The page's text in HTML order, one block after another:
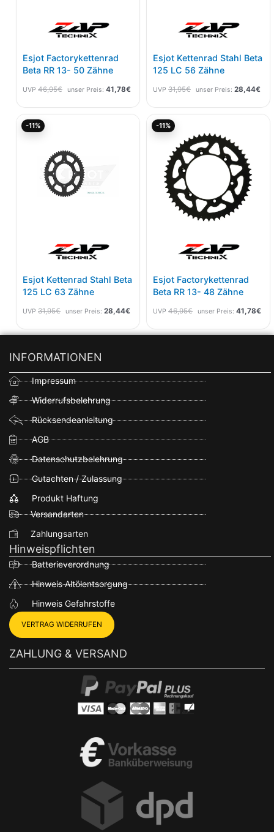
Esjot Factorykettenrad
Beta RR 13- 50 Zähne
UVP 46,95€ unser Preis: 41,78€
Esjot Kettenrad Stahl Beta
125 LC 56 Zähne
UVP 31,95€ unser Preis: 28,44€
-11%
Esjot Kettenrad Stahl Beta
125 LC 63 Zähne
UVP 31,95€ unser Preis: 28,44€
Aktueller
-11%
Esjot Factorykettenrad
Beta RR 13- 48 Zähne
UVP 46,95€
war:
46,95€
unser Preis: 41,78€
INFORMATIONEN
Impressum
Widerrufsbelehrung
Rücksendeanleitung
AGB
Datenschutzbelehrung
Gutachten / Zulassung
Produkt Haftung
Versandarten
Zahlungsarten
Hinweispflichten
Batterieverordnung
Hinweis Altölentsorgung
Hinweis Gefahrstoffe
VERTRAG WIDERRUFEN
ZAHLUNG & VERSAND